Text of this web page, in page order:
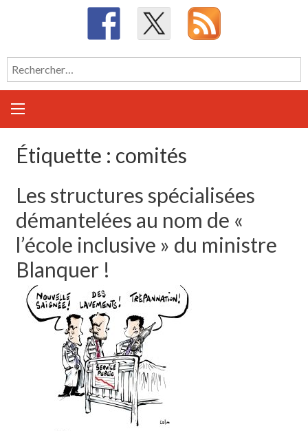
Rechercher :
Étiquette : comités
Les structures spécialisées
démantelées au nom de «
l’école inclusive » du ministre
Blanquer !